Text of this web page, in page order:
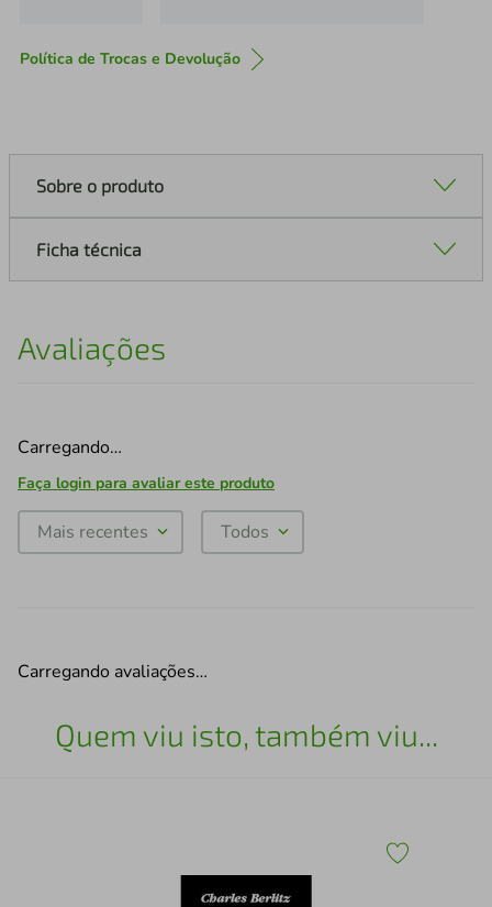
Política de Trocas e Devolução
Sobre o produto
Ficha técnica
Avaliações
Carregando…
Faça login para avaliar este produto
Mais recentes Todos
Carregando avaliações…
Quem viu isto, também viu...